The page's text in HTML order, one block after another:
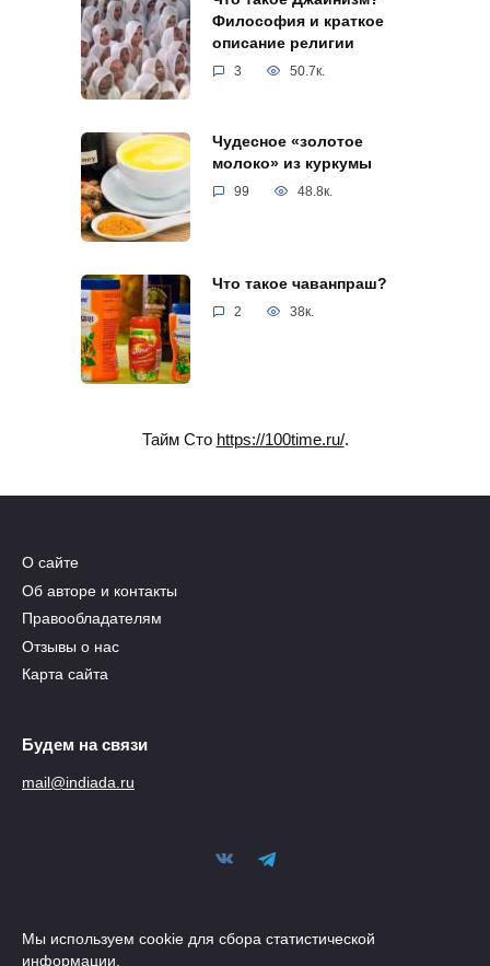
Философия и краткое
описание религии
3 50.7к.
Чудесное «золотое
молоко» из куркумы
99 48.8к.
Что такое чаванпраш?
2 38к.
Тайм Сто https://100time.ru/.
О сайте
Об авторе и контакты
Правообладателям
Отзывы о нас
Карта сайта
Будем на связи
mail@indiada.ru
Мы используем cookie для сбора статистической
информации.